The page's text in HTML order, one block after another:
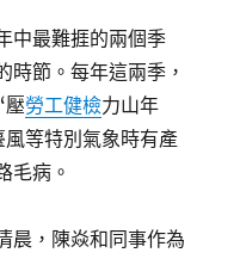
中最難捱的兩個季
時節。每年這兩季，
壓勞工健檢力山年
等特別氣象時有產
毛病。
晨，陳焱和同事作為